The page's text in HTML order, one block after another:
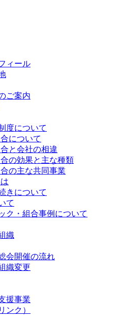
ィール
ご案内
度について
について
と会社の相違
の効果と主な種類
の主な共同事業
きについて
て
ク・組合事例について
織
会開催の流れ
織変更
援事業
ンク）